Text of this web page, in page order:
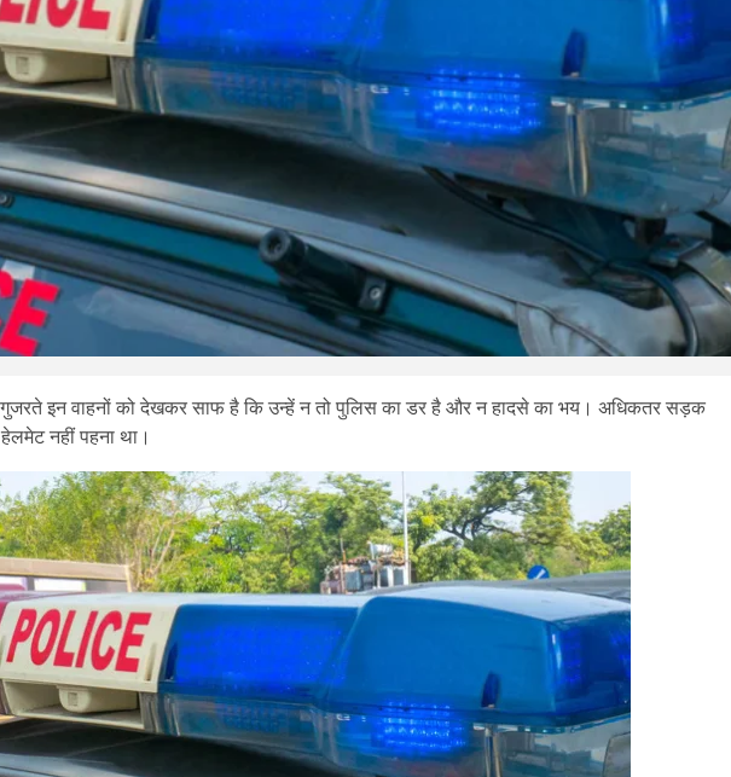
इन वाहनों को देखकर साफ है कि उन्हें न तो पुलिस का डर है और न हादसे का भय। अधिकतर सड़क
नहीं पहना था।